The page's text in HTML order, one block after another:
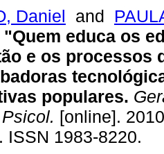
Daniel and
"Quem educa os
e os processos
populares.
[online].
ISSN 1983-8220.